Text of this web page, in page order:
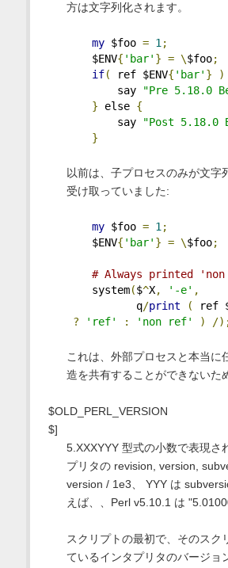
方は文字列化されます。
my $foo = 1;
$ENV{ 'bar' } = \$foo;
if( ref $ENV{ 'bar' } )
say
"Pre 5.18.0
} else {
say
"Post 5.18.0
}
以前は、子プロセスのみが文字
受け取っていました:
my $foo = 1;
$ENV{ 'bar' } = \$foo;
# Always printed
system($^X, '-e' ,
q/print ( ref
?
'ref' : 'non ref' ) /
これは、外部プロセスと本当に
造を共有することができないた
$OLD_PERL_VERSION
$]
5.XXXYYY 型式の小数で表現さ
プリタの revision, version,
version / 1e3、 YYY は
えば、、Perl v5.10.1 は
スクリプトの最初で、そのスク
ているインタプリタのバージョ